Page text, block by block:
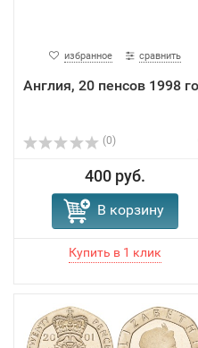
избранное сравнить
Англия, 20 пенсов 1998
(0)
400 руб.
В корзину